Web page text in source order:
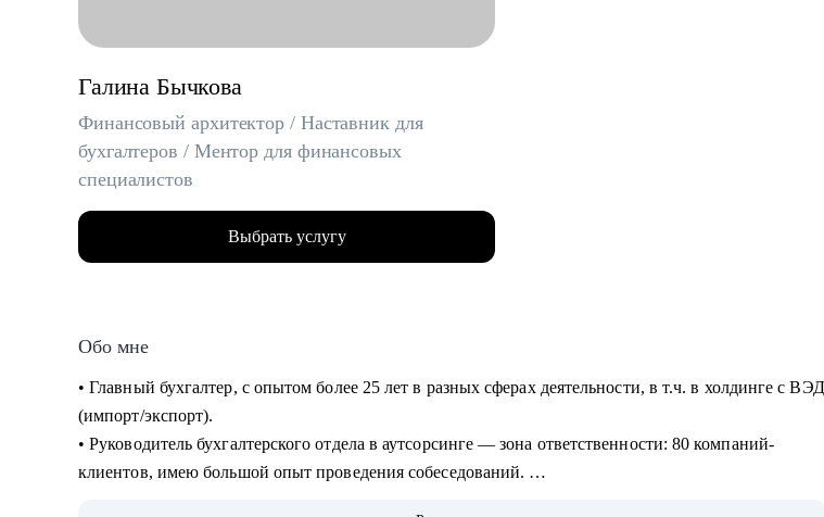
Галина Бычкова
Финансовый архитектор / Наставник для
бухгалтеров / Ментор для финансовых
специалистов
Выбрать услугу
Обо мне
• Главный бухгалтер, с опытом более 25 лет в разных сферах деятельности, в т.ч. в холдинге с ВЭД
(импорт/экспорт).
• Руководитель бухгалтерского отдела в аутсорсинге — зона ответственности: 80 компаний-
клиентов, имею большой опыт проведения собеседований.